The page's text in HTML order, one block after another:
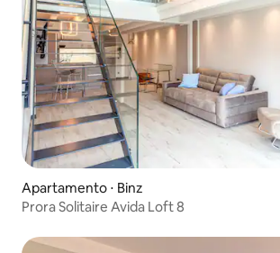
Apartamento ⋅ Binz
Prora Solitaire Avida Loft 8